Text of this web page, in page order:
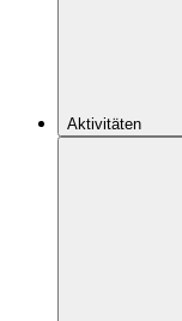
Aktivitäten